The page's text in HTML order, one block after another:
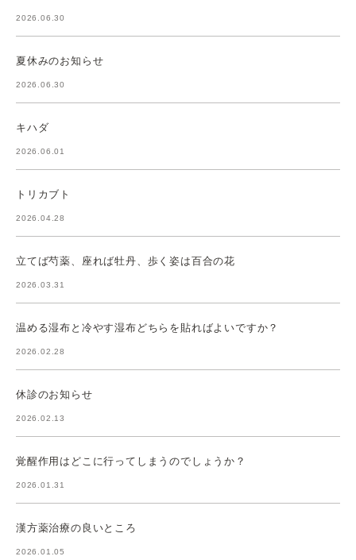
2026.06.30
夏休みのお知らせ
2026.06.30
キハダ
2026.06.01
トリカブト
2026.04.28
立てば芍薬、座れば牡丹、歩く姿は百合の花
2026.03.31
温める湿布と冷やす湿布どちらを貼ればよいですか？
2026.02.28
休診のお知らせ
2026.02.13
覚醒作用はどこに行ってしまうのでしょうか？
2026.01.31
漢方薬治療の良いところ
2026.01.05